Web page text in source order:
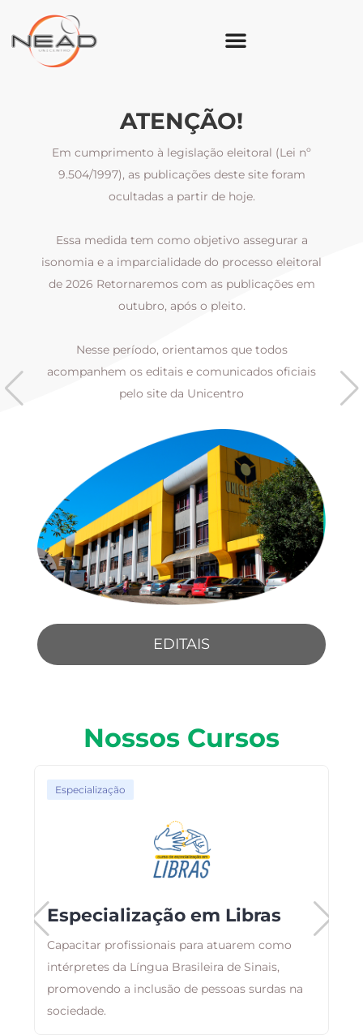
ATENÇÃO!
Em cumprimento à legislação eleitoral (Lei nº
9.504/1997), as publicações deste site foram
ocultadas a partir de hoje.
Essa medida tem como objetivo assegurar a
isonomia e a imparcialidade do processo eleitoral
de 2026 Retornaremos com as publicações em
outubro, após o pleito.
Nesse período, orientamos que todos
acompanhem os editais e comunicados oficiais
pelo site da Unicentro
EDITAIS
Nossos Cursos
Especialização
Especialização em Libras
Capacitar profissionais para atuarem como
intérpretes da Língua Brasileira de Sinais,
promovendo a inclusão de pessoas surdas na
sociedade.